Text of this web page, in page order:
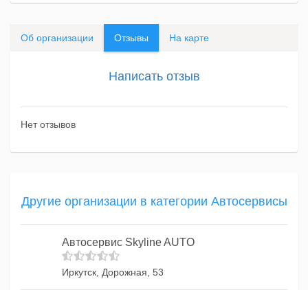
Об организации Отзывы На карте
Написать отзыв
Нет отзывов
Другие организации в категории Автосервисы
Автосервис Skyline AUTO
Иркутск, Дорожная, 53